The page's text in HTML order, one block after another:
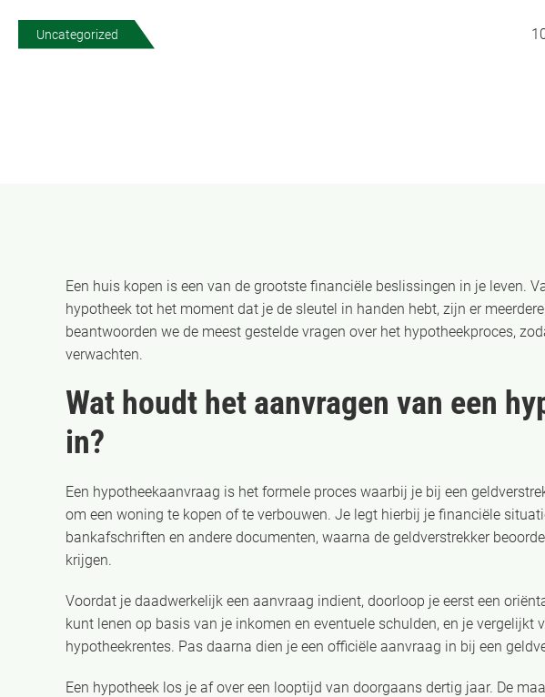
Uncategorized
Een huis kopen is een van de grootste financiële beslissingen in je leven.
hypotheek tot het moment dat je de sleutel in handen hebt, zijn er
beantwoorden we de meest gestelde vragen over het hypotheekproces,
verwachten.
Wat houdt het aanvragen van een
in?
Een hypotheekaanvraag is het formele proces waarbij je bij een
om een woning te kopen of te verbouwen. Je legt hierbij je financiële
bankafschriften en andere documenten, waarna de geldverstrekker
krijgen.
Voordat je daadwerkelijk een aanvraag indient, doorloop je eerst een
kunt lenen op basis van je inkomen en eventuele schulden, en je vergelijkt
hypotheekrentes. Pas daarna dien je een officiële aanvraag in bij een
Een hypotheek los je af over een looptijd van doorgaans dertig jaar. De